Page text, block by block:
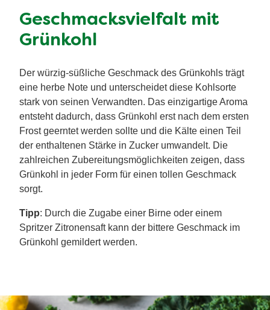
Geschmacksvielfalt mit
Grünkohl
Der würzig-süßliche Geschmack des Grünkohls trägt
eine herbe Note und unterscheidet diese Kohlsorte
stark von seinen Verwandten. Das einzigartige Aroma
entsteht dadurch, dass Grünkohl erst nach dem ersten
Frost geerntet werden sollte und die Kälte einen Teil
der enthaltenen Stärke in Zucker umwandelt. Die
zahlreichen Zubereitungsmöglichkeiten zeigen, dass
Grünkohl in jeder Form für einen tollen Geschmack
sorgt.
Tipp: Durch die Zugabe einer Birne oder einem
Spritzer Zitronensaft kann der bittere Geschmack im
Grünkohl gemildert werden.